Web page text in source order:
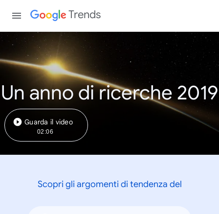
Trends
Un anno di ricerche 2019
Guarda il video
02:06
Scopri gli argomenti di tendenza del